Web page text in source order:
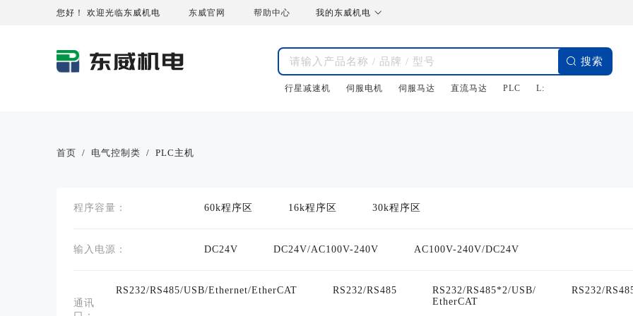
您好！ 欢迎光临东威机电 东威官网 帮助中心 我的东威机电 
 搜索
行星减速机 伺服电机 伺服马达 直流马达 PLC L:
首页 / 电气控制类 / PLC主机
程序容量： 60k程序区 16k程序区 30k程序区
输入电源： DC24V DC24V/AC100V-240V AC100V-240V/DC24V
通讯
RS232/RS485/USB/Ethernet/EtherCAT RS232/RS485
RS232/RS485*2/USB/
EtherCAT
RS232/